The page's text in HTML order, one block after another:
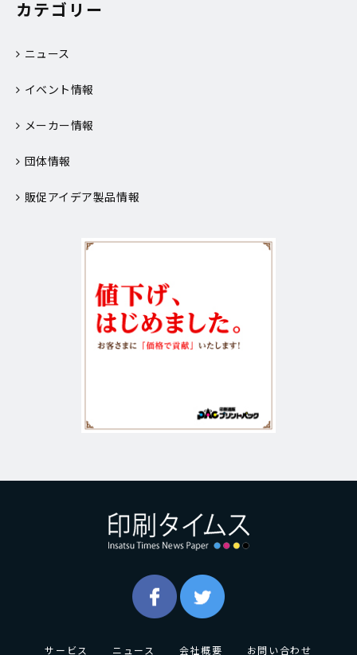
カテゴリー
ニュース
イベント情報
メーカー情報
団体情報
販促アイデア製品情報
サービス ニュース 会社概要 お問い合わせ